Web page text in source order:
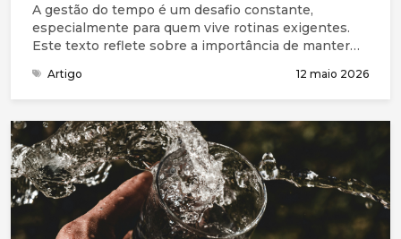
A gestão do tempo é um desafio constante,
especialmente para quem vive rotinas exigentes.
Este texto reflete sobre a importância de manter
Jesus, que conciliava oração, missão, cuidado pelos
outros e descanso. Através do Seu modelo, somos
fortalecer a nossa vida espiritual e usar o nosso
tempo de forma que glorifique a Deus. Mesmo em
meio às pressões do dia a dia, a graça de Deus
sustenta-nos e guia-nos.
Artigo 12 maio 2026